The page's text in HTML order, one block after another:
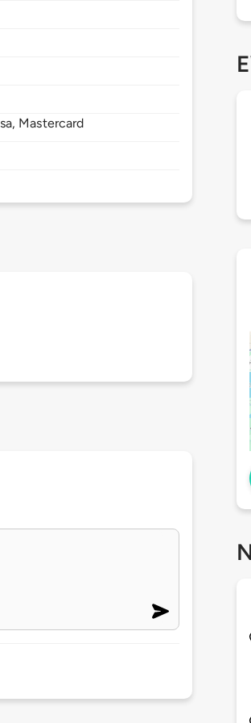
Mastercard